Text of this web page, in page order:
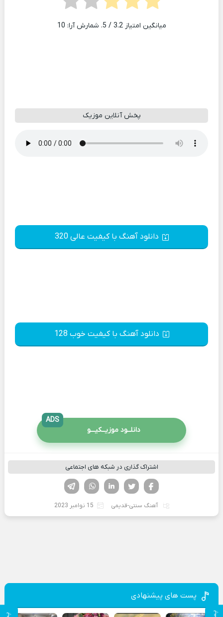
میانگین امتیاز3.2 / 5. شمارش آرا: 10
پخش آنلاین موزیک
دانلود آهنگ با کیفیت عالی 320
دانلود آهنگ با کیفیت خوب 128
دانلــود موزیــکیـــو
ADS
اشتراک گذاری در شبکه های اجتماعی
لینکدین تویتر
فیسوک
آهنگ سنتی-قدیمی 15 نوامبر 2023
پست های پیشنهادی